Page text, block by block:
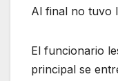
Al final no tuvo
El funcionario
principal se